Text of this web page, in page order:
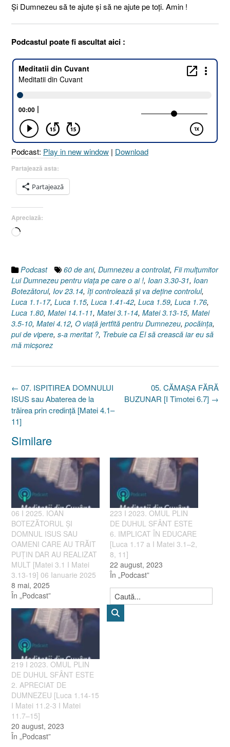
Şi Dumnezeu să te ajute şi să ne ajute pe toţi. Amin !
Podcastul poate fi ascultat aici :
Podcast: Play in new window | Download
Partajează asta:
Partajează
Apreciază:
Încarc...
Podcast 60 de ani, Dumnezeu a controlat, Fii mulţumitor
Lui Dumnezeu pentru viaţa pe care o ai !, Ioan 3.30-31, Ioan
Botezătorul, Iov 23.14, îţi controlează şi va deţine controlul,
Luca 1.1-17, Luca 1.15, Luca 1.41-42, Luca 1.59, Luca 1.76,
Luca 1.80, Matei 14.1-11, Matei 3.1-14, Matei 3.13-15, Matei
3.5-10, Matei 4.12, O viaţă jertfită pentru Dumnezeu, pocăinţa,
pui de vipere, s-a meritat ?, Trebuie ca El să crească iar eu să
mă micşorez
Post
navigation
05. CĂMAŞA FĂRĂ
BUZUNAR [I Timotei 6.7] →
← 07. ISPITIREA DOMNULUI
ISUS sau Abaterea de la
trăirea prin credinţă [Matei 4.1–
11]
Similare
06 I 2025. IOAN
BOTEZĂTORUL ȘI
DOMNUL ISUS SAU
OAMENI CARE AU TRĂIT
PUȚIN DAR AU REALIZAT
MULT [Matei 3.1 I Matei
3.13-19] 06 Ianuarie 2025
8 mai, 2025
În „Podcast”
223 I 2023. OMUL PLIN
DE DUHUL SFÂNT ESTE
6. IMPLICAT ÎN EDUCARE
[Luca 1.17 a I Matei 3.1–2,
8, 11]
22 august, 2023
În „Podcast”
219 I 2023. OMUL PLIN
DE DUHUL SFÂNT ESTE
2. APRECIAT DE
DUMNEZEU [Luca 1.14-15
I Matei 11.2-3 I Matei
11.7–15]
20 august, 2023
În „Podcast”